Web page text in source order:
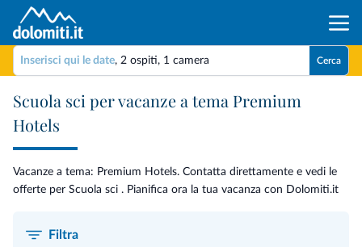
Inserisci qui le date, 2 ospiti, 1 camera Cerca
Scuola sci per vacanze a tema Premium
Hotels
Vacanze a tema: Premium Hotels. Contatta direttamente e vedi le
offerte per Scuola sci . Pianifica ora la tua vacanza con Dolomiti.it
Filtra